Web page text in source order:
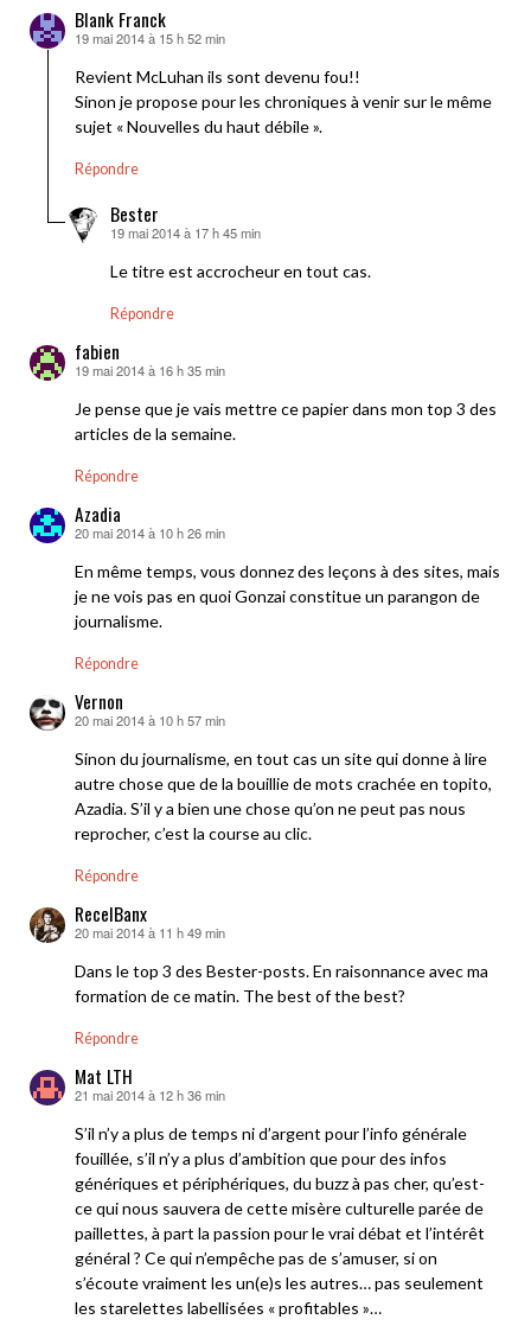
Blank Franck
dit :
19 mai 2014 à 15 h 52 min
Revient McLuhan ils sont devenu fou!!
Sinon je propose pour les chroniques à venir sur le même
sujet « Nouvelles du haut débile ».
Répondre
Bester
dit :
19 mai 2014 à 17 h 45 min
Le titre est accrocheur en tout cas.
Répondre
fabien
dit :
19 mai 2014 à 16 h 35 min
Je pense que je vais mettre ce papier dans mon top 3 des
articles de la semaine.
Répondre
Azadia
dit :
20 mai 2014 à 10 h 26 min
En même temps, vous donnez des leçons à des sites, mais
je ne vois pas en quoi Gonzai constitue un parangon de
journalisme.
Répondre
Vernon
dit :
20 mai 2014 à 10 h 57 min
Sinon du journalisme, en tout cas un site qui donne à lire
autre chose que de la bouillie de mots crachée en topito,
Azadia. S’il y a bien une chose qu’on ne peut pas nous
reprocher, c’est la course au clic.
Répondre
RecelBanx
dit :
20 mai 2014 à 11 h 49 min
Dans le top 3 des Bester-posts. En raisonnance avec ma
formation de ce matin. The best of the best?
Répondre
Mat LTH
dit :
21 mai 2014 à 12 h 36 min
S’il n’y a plus de temps ni d’argent pour l’info générale
fouillée, s’il n’y a plus d’ambition que pour des infos
génériques et périphériques, du buzz à pas cher, qu’est-
ce qui nous sauvera de cette misère culturelle parée de
paillettes, à part la passion pour le vrai débat et l’intérêt
général ? Ce qui n’empêche pas de s’amuser, si on
s’écoute vraiment les un(e)s les autres… pas seulement
les starelettes labellisées « profitables »…